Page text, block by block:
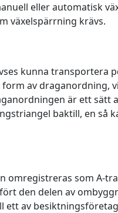
eller automatisk
växelspärrning krävs.
kunna transportera
av draganordning,
är ett sätt
baktill, en så
som A-
den delen av
av